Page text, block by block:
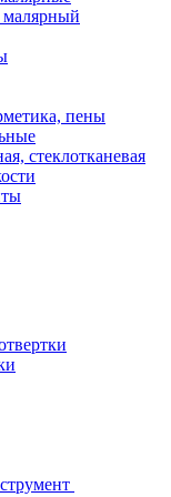
пены
стеклотканевая